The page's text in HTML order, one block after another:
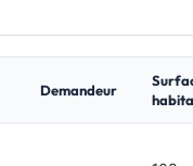
Demandeur